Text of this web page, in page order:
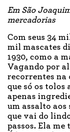
Em São
mercadorias
Com seus 34
mil mascates
1930, como a
Vagando por
recorrentes na
que só os tolos
apenas
um assalto aos
que vai do
passos. Ela